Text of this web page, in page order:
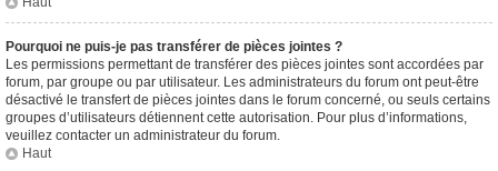
Pourquoi ne puis-je pas transférer de pièces jointes ?
Les permissions permettant de transférer des pièces jointes sont accordées par
forum, par groupe ou par utilisateur. Les administrateurs du forum ont peut-être
désactivé le transfert de pièces jointes dans le forum concerné, ou seuls certains
groupes d’utilisateurs détiennent cette autorisation. Pour plus d’informations,
veuillez contacter un administrateur du forum.
Haut